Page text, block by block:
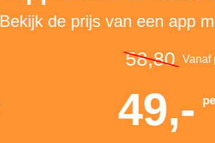
Bekijk de prijs van een app
58,80 Vanaf
49,-